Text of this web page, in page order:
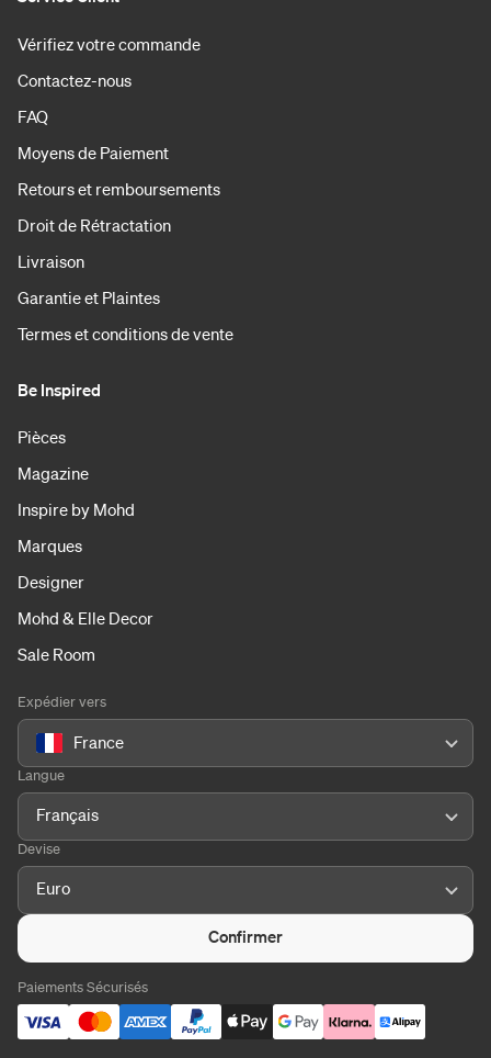
Vérifiez votre commande
Contactez-nous
FAQ
Moyens de Paiement
Retours et remboursements
Droit de Rétractation
Livraison
Garantie et Plaintes
Termes et conditions de vente
Be Inspired
Pièces
Magazine
Inspire by Mohd
Marques
Designer
Mohd & Elle Decor
Sale Room
Expédier vers
France
Langue
Français
Devise
Euro
Confirmer
Paiements Sécurisés